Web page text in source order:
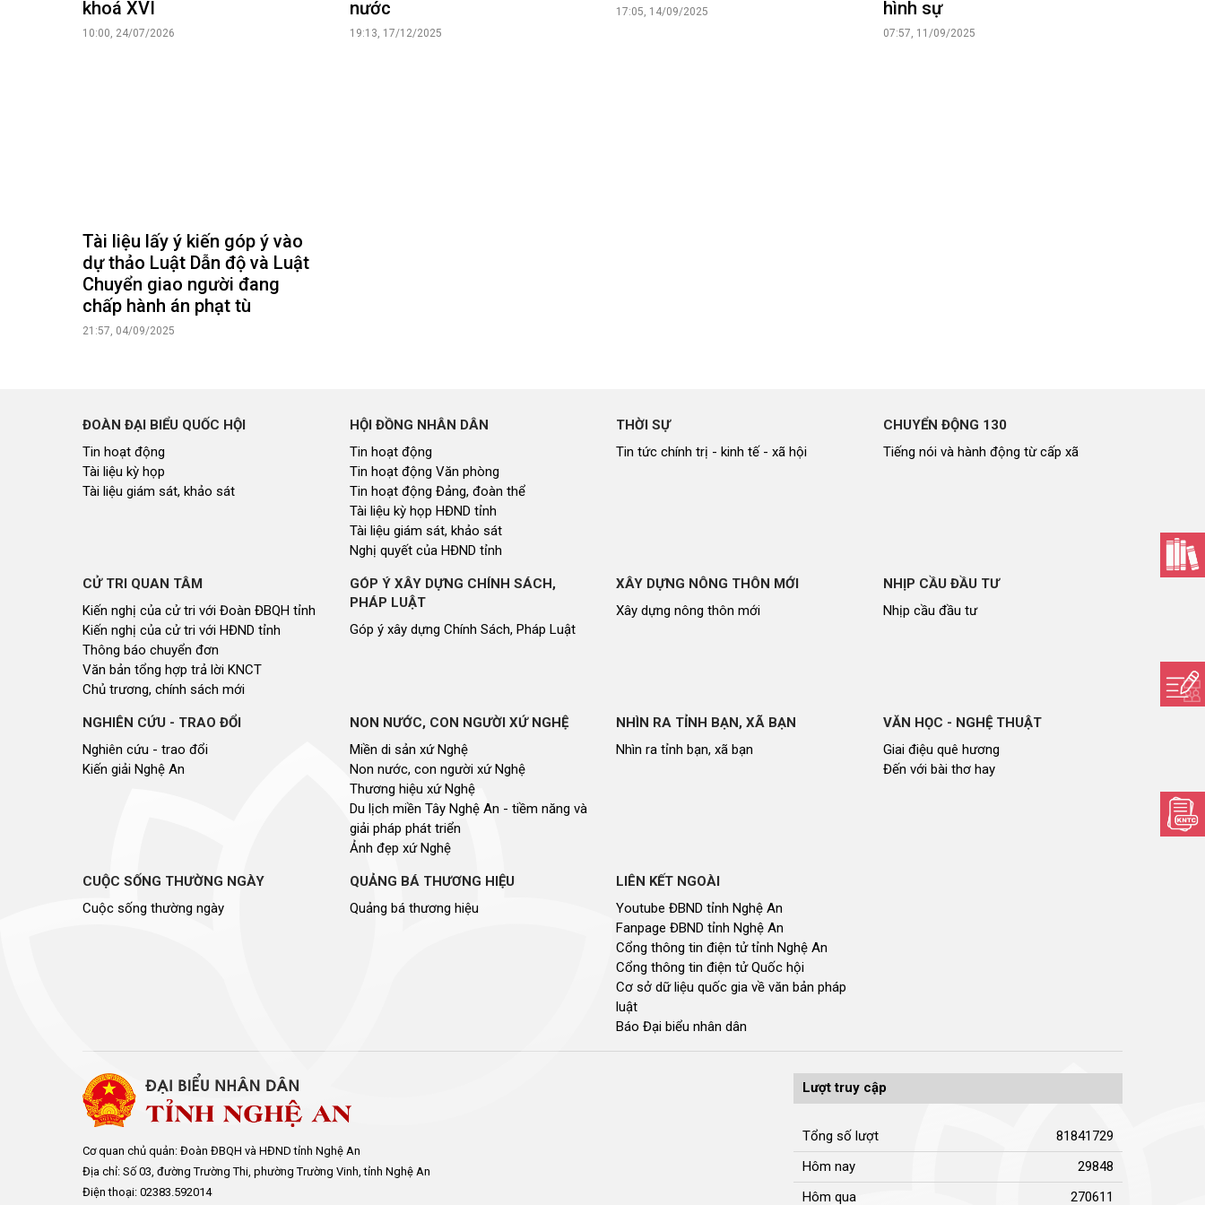
Báo Đại biểu nhân dân
khoá XVI
10:00, 24/07/2026
nước
19:13, 17/12/2025
17:05, 14/09/2025
hình sự
07:57, 11/09/2025
Tài liệu lấy ý kiến góp ý vào
dự thảo Luật Dẫn độ và Luật
Chuyển giao người đang
chấp hành án phạt tù
21:57, 04/09/2025
ĐOÀN ĐẠI BIỂU QUỐC HỘI
Tin hoạt động
Tài liệu kỳ họp
Tài liệu giám sát, khảo sát
HỘI ĐỒNG NHÂN DÂN
Tin hoạt động
Tin hoạt động Văn phòng
Tin hoạt động Đảng, đoàn thể
Tài liệu kỳ họp HĐND tỉnh
Tài liệu giám sát, khảo sát
Nghị quyết của HĐND tỉnh
THỜI SỰ
Tin tức chính trị - kinh tế - xã hội
CHUYỂN ĐỘNG 130
Tiếng nói và hành động từ cấp xã
CỬ TRI QUAN TÂM
Kiến nghị của cử tri với Đoàn ĐBQH tỉnh
Kiến nghị của cử tri với HĐND tỉnh
Thông báo chuyển đơn
Văn bản tổng hợp trả lời KNCT
Chủ trương, chính sách mới
GÓP Ý XÂY DỰNG CHÍNH SÁCH,
PHÁP LUẬT
Góp ý xây dựng Chính Sách, Pháp Luật
XÂY DỰNG NÔNG THÔN MỚI
Xây dựng nông thôn mới
NHỊP CẦU ĐẦU TƯ
Nhịp cầu đầu tư
NGHIÊN CỨU - TRAO ĐỔI
Nghiên cứu - trao đổi
Kiến giải Nghệ An
NON NƯỚC, CON NGƯỜI XỨ NGHỆ
Miền di sản xứ Nghệ
Non nước, con người xứ Nghệ
Thương hiệu xứ Nghệ
Du lịch miền Tây Nghệ An - tiềm năng và
giải pháp phát triển
Ảnh đẹp xứ Nghệ
NHÌN RA TỈNH BẠN, XÃ BẠN
Nhìn ra tỉnh bạn, xã bạn
VĂN HỌC - NGHỆ THUẬT
Giai điệu quê hương
Đến với bài thơ hay
CUỘC SỐNG THƯỜNG NGÀY
Cuộc sống thường ngày
QUẢNG BÁ THƯƠNG HIỆU
Quảng bá thương hiệu
LIÊN KẾT NGOÀI
Youtube ĐBND tỉnh Nghệ An
Fanpage ĐBND tỉnh Nghệ An
Cổng thông tin điện tử tỉnh Nghệ An
Cổng thông tin điện tử Quốc hội
Cơ sở dữ liệu quốc gia về văn bản pháp
luật
Báo Đại biểu nhân dân
Cơ quan chủ quản: Đoàn ĐBQH và HĐND tỉnh Nghệ An
Địa chỉ: Số 03, đường Trường Thi, phường Trường Vinh, tỉnh Nghệ An
Điện thoại: 02383.592014
Lượt truy cập
Tổng số lượt
81841729
Hôm nay
29848
Hôm qua
270611